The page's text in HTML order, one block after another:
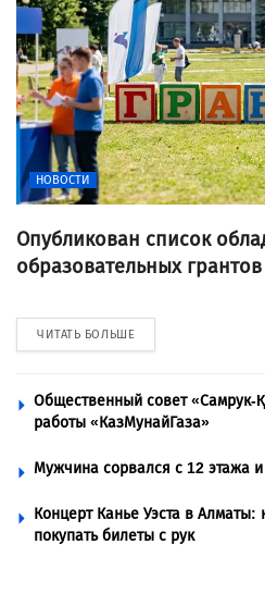
НОВОСТИ
Опубликован список
образовательных
ЧИТАТЬ БОЛЬШЕ
Общественный совет «Самрук-
работы «КазМунайГаза»
Мужчина сорвался с 12 этажа и
Концерт Канье Уэста в Алматы:
покупать билеты с рук